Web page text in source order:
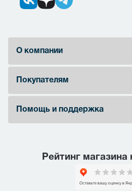
О компании
Покупателям
Помощь и поддержка
Рейтинг